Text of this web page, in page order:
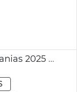
Balance Cultura en las Pedanias 2025 Ayuntamiento València